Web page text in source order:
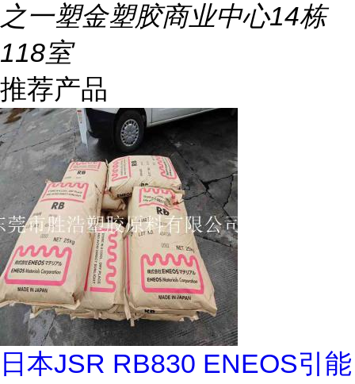
之一塑金塑胶商业中心14栋
118室
推荐产品
日本JSR RB830 ENEOS引能